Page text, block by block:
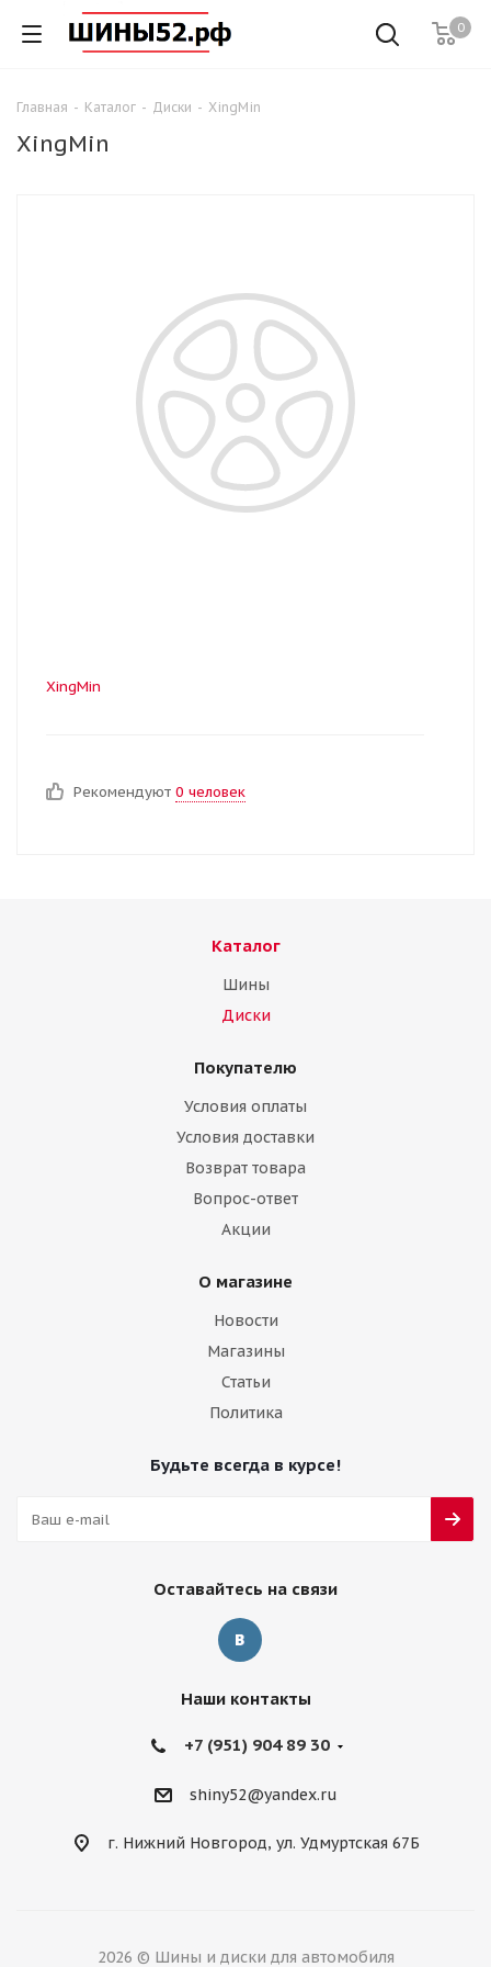
0
Главная - Каталог - Диски - XingMin
XingMin
XingMin
Рекомендуют 0 человек
Каталог
Шины
Диски
Покупателю
Условия оплаты
Условия доставки
Возврат товара
Вопрос-ответ
Акции
О магазине
Новости
Магазины
Статьи
Политика
Будьте всегда в курсе!
Оставайтесь на связи
Наши контакты
+7 (951) 904 89 30
shiny52@yandex.ru
г. Нижний Новгород, ул. Удмуртская 67Б
2026 © Шины и диски для автомобиля